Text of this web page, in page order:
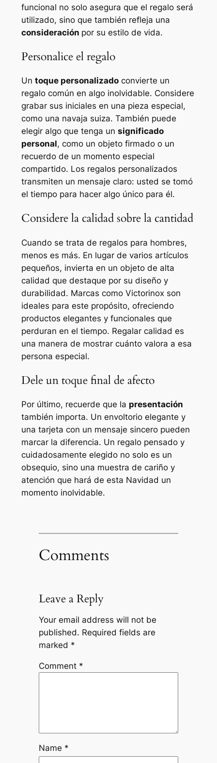
funcional no solo asegura que el regalo será
utilizado, sino que también refleja una
consideración por su estilo de vida.
Personalice el regalo
Un toque personalizadoconvierte un
regalo común en algo inolvidable. Considere
grabar sus iniciales en una pieza especial,
como una navaja suiza. También puede
elegir algo que tenga un significado
personal, como un objeto firmado o un
recuerdo de un momento especial
compartido. Los regalos personalizados
transmiten un mensaje claro: usted se tomó
el tiempo para hacer algo único para él.
Considere la calidad sobre la cantidad
Cuando se trata de regalos para hombres,
menos es más. En lugar de varios artículos
pequeños, invierta en un objeto de alta
calidad que destaque por su diseño y
durabilidad. Marcas como Victorinox son
ideales para este propósito, ofreciendo
productos elegantes y funcionales que
perduran en el tiempo. Regalar calidad es
una manera de mostrar cuánto valora a esa
persona especial.
Dele un toque final de afecto
Por último, recuerde que la presentación
también importa. Un envoltorio elegante y
una tarjeta con un mensaje sincero pueden
marcar la diferencia. Un regalo pensado y
cuidadosamente elegido no solo es un
obsequio, sino una muestra de cariño y
atención que hará de esta Navidad un
momento inolvidable.
Comments
Leave a Reply
Your email address will not be
published. Required fields are
marked *
Comment *
Name *